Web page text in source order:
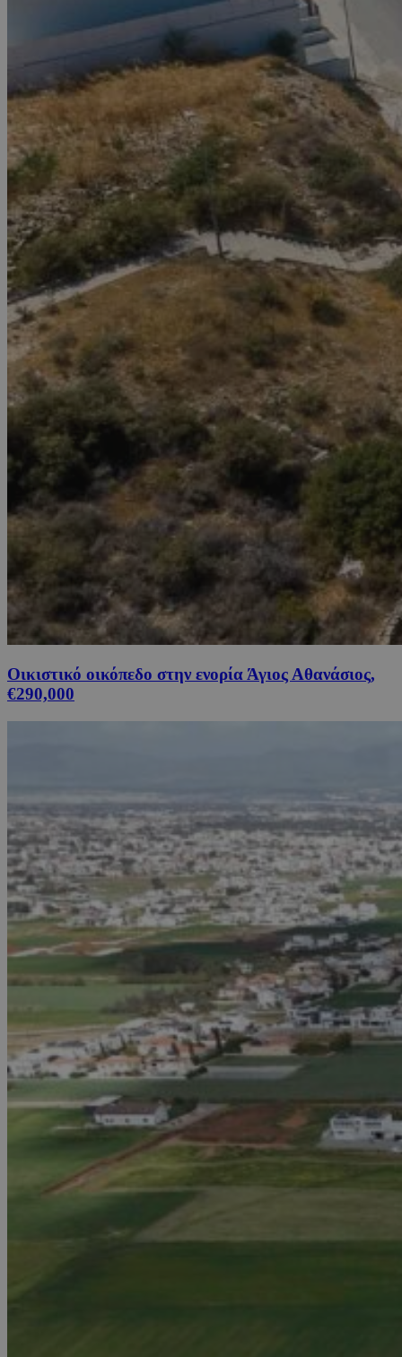
Οικιστικό οικόπεδο στην ενορία Άγιος Αθανάσιος,
€290,000